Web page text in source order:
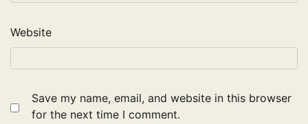
Website
Save my name, email, and website in this browser
for the next time I comment.